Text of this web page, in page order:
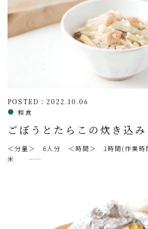
POSTED：2022.10.06
和食
ごぼうとたらこの炊き込
＜分量＞ 6人分 ＜時間＞ 1時間(作業時
米 ……